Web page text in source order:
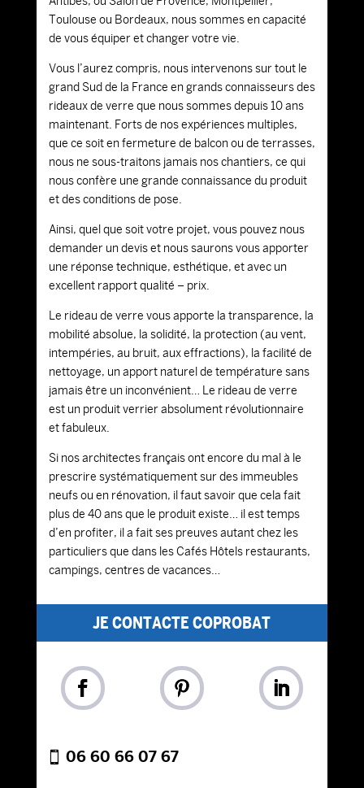
Toulouse ou Bordeaux, nous sommes en capacité
de vous équiper et changer votre vie.
Vous l’aurez compris, nous intervenons sur tout le
grand Sud de la France en grands connaisseurs des
rideaux de verre que nous sommes depuis 10 ans
maintenant. Forts de nos expériences multiples,
que ce soit en fermeture de balcon ou de terrasses,
nous ne sous-traitons jamais nos chantiers, ce qui
nous confère une grande connaissance du produit
et des conditions de pose.
Ainsi, quel que soit votre projet, vous pouvez nous
demander un devis et nous saurons vous apporter
une réponse technique, esthétique, et avec un
excellent rapport qualité – prix.
Le rideau de verre vous apporte la transparence, la
mobilité absolue, la solidité, la protection (au vent,
intempéries, au bruit, aux effractions), la facilité de
nettoyage, un apport naturel de température sans
jamais être un inconvénient… Le rideau de verre
est un produit verrier absolument révolutionnaire
et fabuleux.
Si nos architectes français ont encore du mal à le
prescrire systématiquement sur des immeubles
neufs ou en rénovation, il faut savoir que cela fait
plus de 40 ans que le produit existe… il est temps
d’en profiter, il a fait ses preuves autant chez les
particuliers que dans les Cafés Hôtels restaurants,
campings, centres de vacances…
JE CONTACTE COPROBAT
06 60 66 07 67